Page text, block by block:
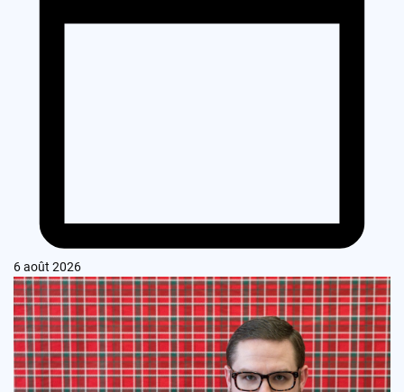
6 août 2026